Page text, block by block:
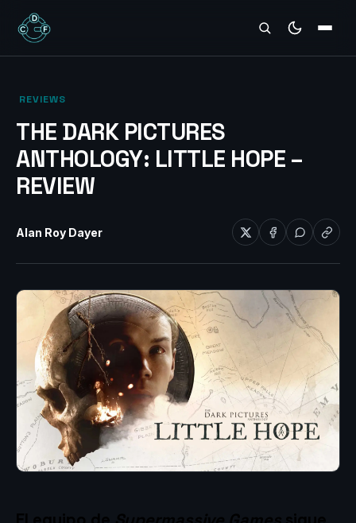
REVIEWS
‎ REVIEWS‎
THE DARK PICTURES
ANTHOLOGY: LITTLE HOPE –
REVIEW
Alan Roy Dayer